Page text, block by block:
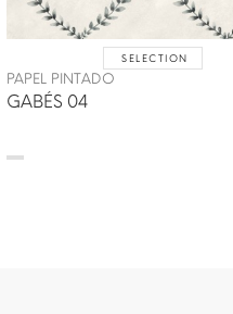
SELECTION
PAPEL PINTADO
GABÉS 04